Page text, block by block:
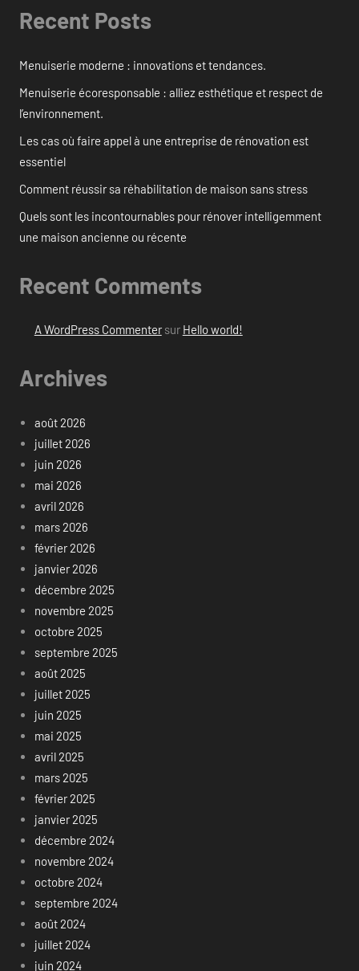
Recent Posts
Menuiserie moderne : innovations et tendances.
Menuiserie écoresponsable : alliez esthétique et respect de
l’environnement.
Les cas où faire appel à une entreprise de rénovation est
essentiel
Comment réussir sa réhabilitation de maison sans stress
Quels sont les incontournables pour rénover intelligemment
une maison ancienne ou récente
Recent Comments
A WordPress Commentersur Hello world!
Archives
août 2026
juillet 2026
juin 2026
mai 2026
avril 2026
mars 2026
février 2026
janvier 2026
décembre 2025
novembre 2025
octobre 2025
septembre 2025
août 2025
juillet 2025
juin 2025
mai 2025
avril 2025
mars 2025
février 2025
janvier 2025
décembre 2024
novembre 2024
octobre 2024
septembre 2024
août 2024
juillet 2024
juin 2024